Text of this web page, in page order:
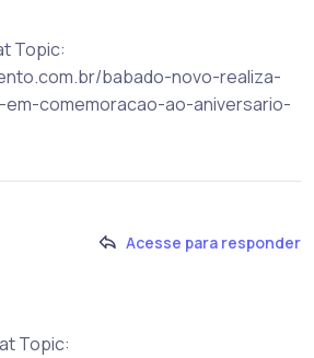
Topic:
babado-novo-realiza-
comemoracao-ao-aniversario-
Acesse para responder
Topic: